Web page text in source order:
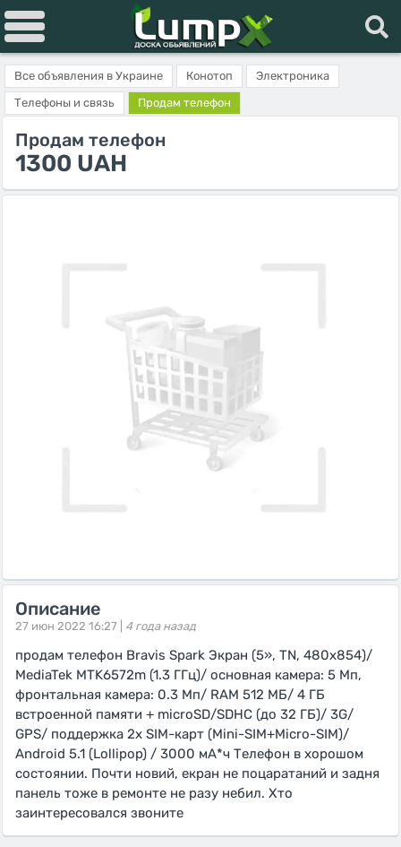
Все объявления в Украине Конотоп
Электроника
Телефоны и связь
Продам телефон
Продам телефон
1300 UAH
Описание
27 июн 2022 16:27 | 4 года назад
продам телефон Bravis Spark Экран (5», TN, 480x854)/
MediaTek MTK6572m (1.3 ГГц)/ основная камера: 5 Мп,
фронтальная камера: 0.3 Мп/ RAM 512 МБ/ 4 ГБ
встроенной памяти + microSD/SDHC (до 32 ГБ)/ 3G/
GPS/ поддержка 2х SIM-карт (Mini-SIM+Micro-SIM)/
Android 5.1 (Lollipop) / 3000 мА*ч Телефон в хорошом
состоянии. Почти новий, екран не поцаратаний и задня
панель тоже в ремонте не разу небил. Хто
заинтересовался звоните